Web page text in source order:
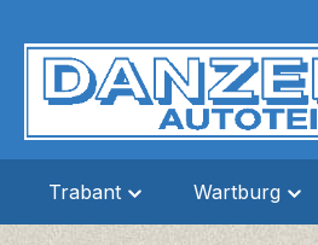
Trabant Wartburg